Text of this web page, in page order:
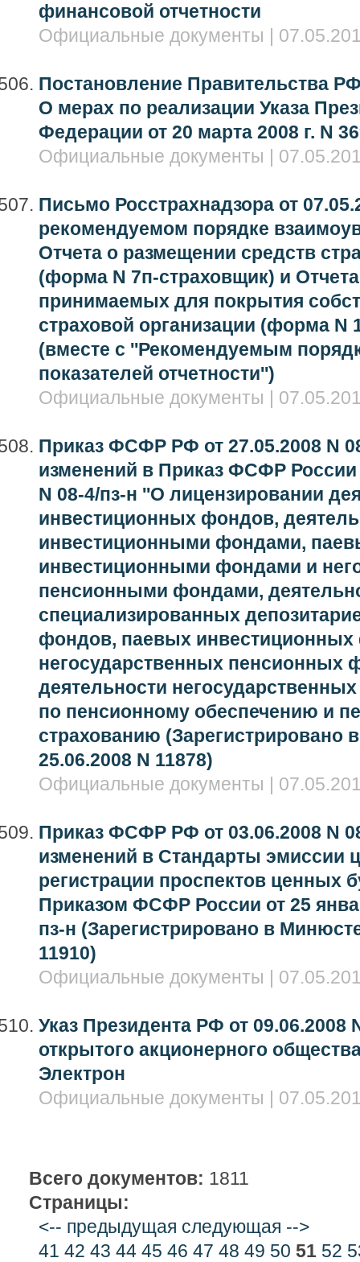
финансовой отчетности
Официальные документы |
Постановление Правительства РФ
О мерах по реализации Указа
Федерации от 20 марта 2008 г. N
Официальные документы |
Письмо Росстрахнадзора от
рекомендуемом порядке
Отчета о размещении средств
(форма N 7п-страховщик) и
принимаемых для покрытия
страховой организации (форма N
(вместе с ''Рекомендуемым
показателей отчетности'')
Официальные документы |
Приказ ФСФР РФ от 27.05.2008 N
изменений в Приказ ФСФР России
N 08-4/пз-н ''О лицензировании
инвестиционных фондов,
инвестиционными фондами,
инвестиционными фондами и
пенсионными фондами,
специализированных
фондов, паевых
негосударственных пенсионных
деятельности
по пенсионному обеспечению и
страхованию (Зарегистрировано
25.06.2008 N 11878)
Официальные документы |
Приказ ФСФР РФ от 03.06.2008 N
изменений в Стандарты эмиссии
регистрации проспектов ценных
Приказом ФСФР России от 25
пз-н (Зарегистрировано в
11910)
Официальные документы |
Указ Президента РФ от 09.06.2008
открытого акционерного
Электрон
Официальные документы |
Всего документов: 1811
Страницы:
<-- предыдущая следующая -->
41 42 43 44 45 46 47 48 49 50 51 52